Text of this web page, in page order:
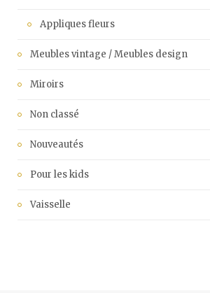
Appliques fleurs
Meubles vintage / Meubles design
Miroirs
Non classé
Nouveautés
Pour les kids
Vaisselle